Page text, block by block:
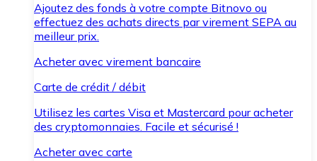
Ajoutez des fonds à votre compte Bitnovo ou
effectuez des achats directs par virement SEPA au
meilleur prix.
Acheter avec virement bancaire
Carte de crédit / débit
Utilisez les cartes Visa et Mastercard pour acheter
des cryptomonnaies. Facile et sécurisé !
Acheter avec carte